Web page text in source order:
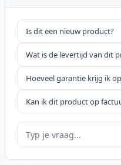
Is dit een nieuw product?
Wat is de levertijd van dit
Hoeveel garantie krijg ik
Kan ik dit product op
Je vraag